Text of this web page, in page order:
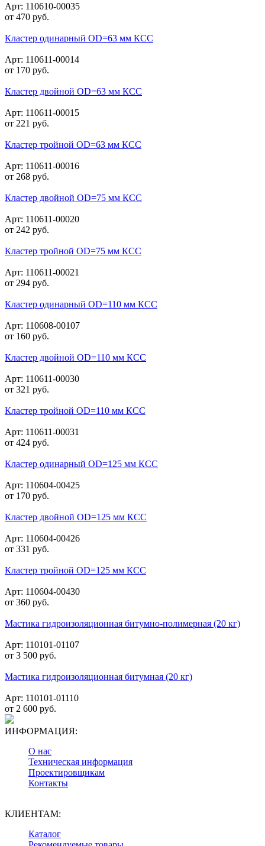
Арт: 110610-00035
от 470 руб.
Кластер одинарный OD=63 мм КСС
Арт: 110611-00014
от 170 руб.
Кластер двойной OD=63 мм КСС
Арт: 110611-00015
от 221 руб.
Кластер тройной OD=63 мм КСС
Арт: 110611-00016
от 268 руб.
Кластер двойной OD=75 мм КСС
Арт: 110611-00020
от 242 руб.
Кластер тройной OD=75 мм КСС
Арт: 110611-00021
от 294 руб.
Кластер одинарный OD=110 мм КСС
Арт: 110608-00107
от 160 руб.
Кластер двойной OD=110 мм КСС
Арт: 110611-00030
от 321 руб.
Кластер тройной OD=110 мм КСС
Арт: 110611-00031
от 424 руб.
Кластер одинарный OD=125 мм КСС
Арт: 110604-00425
от 170 руб.
Кластер двойной OD=125 мм КСС
Арт: 110604-00426
от 331 руб.
Кластер тройной OD=125 мм КСС
Арт: 110604-00430
от 360 руб.
Мастика гидроизоляционная битумно-полимерная (20 кг)
Арт: 110101-01107
от 3 500 руб.
Мастика гидроизоляционная битумная (20 кг)
Арт: 110101-01110
от 2 600 руб.
ИНФОРМАЦИЯ:
О нас
Техническая информация
Проектировщикам
Контакты
КЛИЕНТАМ:
Каталог